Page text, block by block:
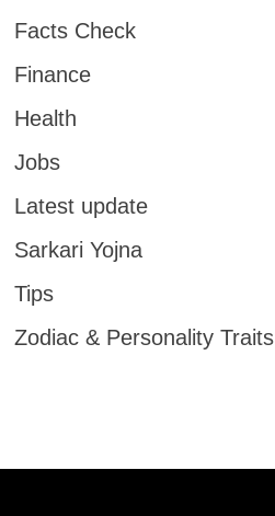
Facts Check
Finance
Health
Jobs
Latest update
Sarkari Yojna
Tips
Zodiac & Personality Traits